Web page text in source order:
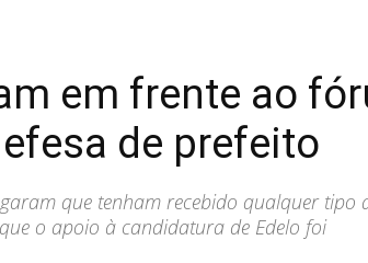
em frente ao
de prefeito
que tenham recebido qualquer tipo
o apoio à candidatura de Edelo foi